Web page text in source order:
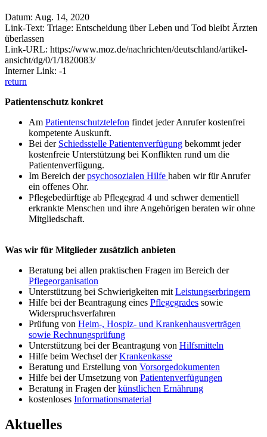
Datum: Aug. 14, 2020
Link-Text: Triage: Entscheidung über Leben und Tod bleibt Ärzten
überlassen
Link-URL: https://www.moz.de/nachrichten/deutschland/artikel-
ansicht/dg/0/1/1820083/
Interner Link: -1
return
Patientenschutz konkret
Am Patientenschutztelefon findet jeder Anrufer kostenfrei
kompetente Auskunft.
Bei der Schiedsstelle Patientenverfügung bekommt jeder
kostenfreie Unterstützung bei Konflikten rund um die
Patientenverfügung.
Im Bereich derpsychosozialen Hilfe haben wir für Anrufer
ein offenes Ohr.
Pflegebedürftige ab Pflegegrad 4 und schwer dementiell
erkrankte Menschen und ihre Angehörigen beraten wir ohne
Mitgliedschaft.
Was wir für Mitglieder zusätzlich anbieten
Beratung bei allen praktischen Fragen im Bereich der
Pflegeorganisation
Unterstützung bei Schwierigkeiten mit Leistungserbringern
Hilfe bei der Beantragung eines Pflegegrades sowie
Widerspruchsverfahren
Prüfung von Heim-, Hospiz- und Krankenhausverträgen
sowie Rechnungsprüfung
Unterstützung bei der Beantragung von Hilfsmitteln
Hilfe beim Wechsel derKrankenkasse
Beratung und Erstellung von Vorsorgedokumenten
Hilfe bei der Umsetzung von Patientenverfügungen
Beratung in Fragen derkünstlichen Ernährung
kostenloses Informationsmaterial
Aktuelles